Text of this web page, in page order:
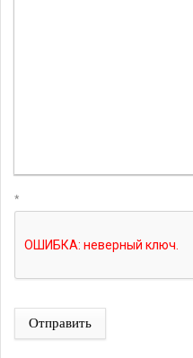
*
Отправить